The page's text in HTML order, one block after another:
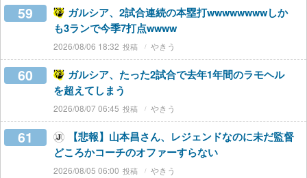
59
ガルシア、2試合連続の本塁打wwwwwwwwしか
も3ランで今季7打点wwww
2026/08/06 18:32 やきう
60
ガルシア、たった2試合で去年1年間のラモヘル
を超えてしまう
2026/08/07 06:45 やきう
61
【悲報】山本昌さん、レジェンドなのに未だ監督
どころかコーチのオファーすらない
2026/08/05 06:00 やきう